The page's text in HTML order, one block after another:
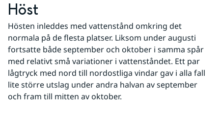
Höst
Hösten inleddes med vattenstånd omkring det
normala på de flesta platser. Liksom under augusti
fortsatte både september och oktober i samma spår
med relativt små variationer i vattenståndet. Ett par
lågtryck med nord till nordostliga vindar gav i alla fall
lite större utslag under andra halvan av september
och fram till mitten av oktober.